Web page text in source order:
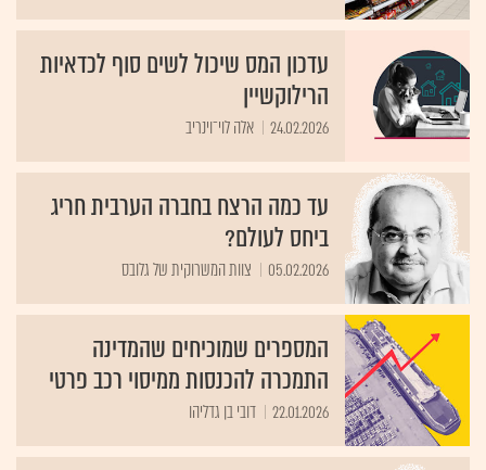
עדכון המס שיכול לשים סוף לכדאיות
הרילוקשיין
24.02.2026 אלה לוי־וינריב
עד כמה הרצח בחברה הערבית חריג
ביחס לעולם?
05.02.2026 צוות המשרוקית של גלובס
המספרים שמוכיחים שהמדינה
התמכרה להכנסות ממיסוי רכב פרטי
22.01.2026 דובי בן גדליהו